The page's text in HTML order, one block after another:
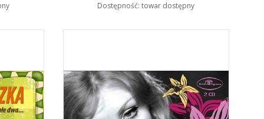
Dostępność:towar dostępny